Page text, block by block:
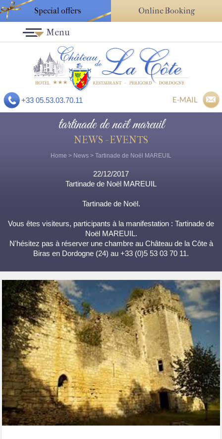
Special offers Online Booking
+33 05.53.03.70.11 E-MAIL
Menu
tartinade de noël mareuil
NEWS - EVENTS
Home > News > Tartinade de Noël MAREUIL
22/12/2017
Tartinade de Noël MAREUIL
Tartinade de Noël.
Vous êtes visiteurs, participants à la manifestation : Tartinade de
Noël MAREUIL.
N'hésitez pas à réserver une chambre au Château de la Côte à
Biras en Dordogne (24) au +33 (0)5 53 03 70 11.